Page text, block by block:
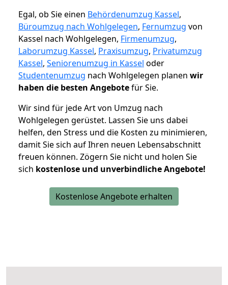
Egal, ob Sie einen Behördenumzug Kassel,
Büroumzug nach Wohlgelegen, Fernumzug von
Kassel nach Wohlgelegen, Firmenumzug,
Laborumzug Kassel, Praxisumzug, Privatumzug
Kassel, Seniorenumzug in Kassel oder
Studentenumzug nach Wohlgelegen planen wir
haben die besten Angebotefür Sie.
Wir sind für jede Art von Umzug nach
Wohlgelegen gerüstet. Lassen Sie uns dabei
helfen, den Stress und die Kosten zu minimieren,
damit Sie sich auf Ihren neuen Lebensabschnitt
freuen können. Zögern Sie nicht und holen Sie
sich kostenlose und unverbindliche Angebote!
Kostenlose Angebote erhalten